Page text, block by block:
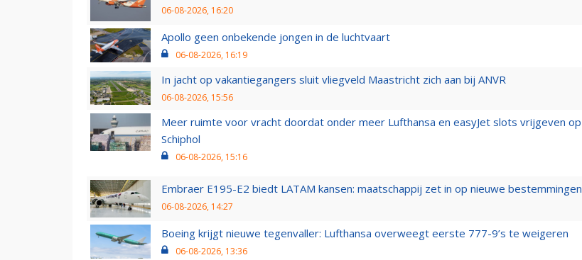
06-08-2026, 16:20
Apollo geen onbekende jongen in de luchtvaart
06-08-2026, 16:19
In jacht op vakantiegangers sluit vliegveld Maastricht zich aan bij ANVR
06-08-2026, 15:56
Meer ruimte voor vracht doordat onder meer Lufthansa en easyJet slots vrijgeven op
Schiphol
06-08-2026, 15:16
Embraer E195-E2 biedt LATAM kansen: maatschappij zet in op nieuwe bestemmingen
06-08-2026, 14:27
Boeing krijgt nieuwe tegenvaller: Lufthansa overweegt eerste 777-9’s te weigeren
06-08-2026, 13:36